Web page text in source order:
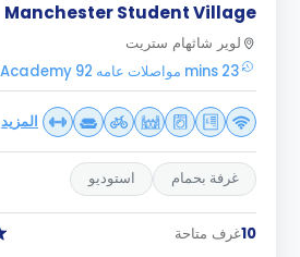
Manchester Student Village
لوير شاثهام ستريت
23 mins مواصلات عامه University Academy 92
المزيد
غرفة بحمام استوديو
10غرف متاحة